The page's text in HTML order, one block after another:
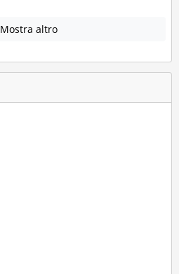
Mostra altro